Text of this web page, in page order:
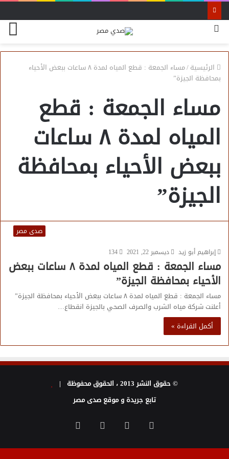
الرئيسية/
مساء الجمعة : قطع المياه لمدة ٨ ساعات ببعض الأحياء
بمحافظة الجيزة”
مساء الجمعة : قطع
المياه لمدة ٨ ساعات
ببعض الأحياء بمحافظة
الجيزة”
صدى مصر
إبراهيم أبو زيد
ديسمبر 22, 2021 134
مساء الجمعة : قطع المياه لمدة ٨ ساعات ببعض
الأحياء بمحافظة الجيزة”
مساء الجمعة : قطع المياه لمدة ٨ ساعات ببعض الأحياء بمحافظة الجيزة”
أعلنت شركة مياه الشرب والصرف الصحي بالجيزة انقطاع…
أكمل القراءة »
© حقوق النشر 2013 ، الحقوق محفوظة |
تابع جريدة و موقع صدى مصر
فيسبوك يوتيوب